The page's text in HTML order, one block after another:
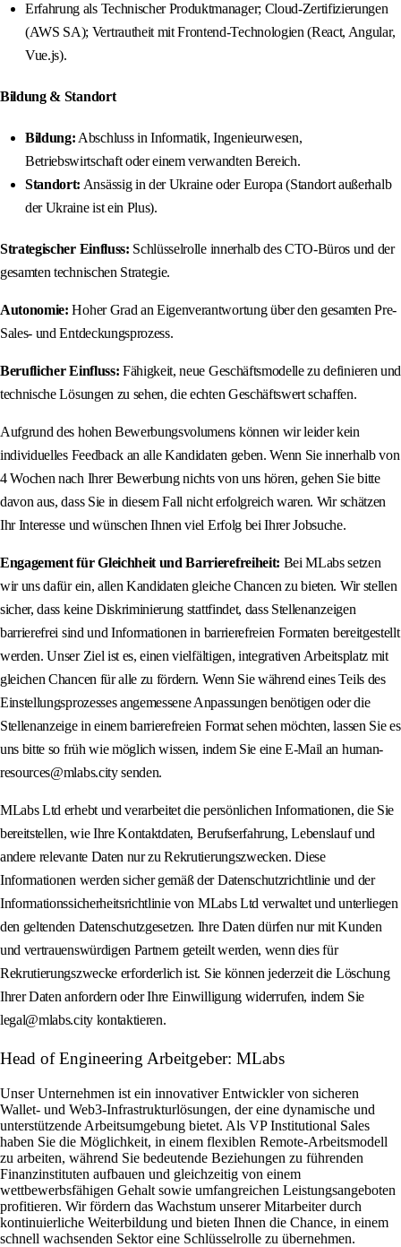
Erfahrung als Technischer Produktmanager; Cloud-Zertifizierungen
(AWS SA); Vertrautheit mit Frontend-Technologien (React, Angular,
Vue.js).
Bildung & Standort
Bildung: Abschluss in Informatik, Ingenieurwesen,
Betriebswirtschaft oder einem verwandten Bereich.
Standort: Ansässig in der Ukraine oder Europa (Standort außerhalb
der Ukraine ist ein Plus).
Strategischer Einfluss: Schlüsselrolle innerhalb des CTO-Büros und der
gesamten technischen Strategie.
Autonomie: Hoher Grad an Eigenverantwortung über den gesamten Pre-
Sales- und Entdeckungsprozess.
Beruflicher Einfluss: Fähigkeit, neue Geschäftsmodelle zu definieren und
technische Lösungen zu sehen, die echten Geschäftswert schaffen.
Aufgrund des hohen Bewerbungsvolumens können wir leider kein
individuelles Feedback an alle Kandidaten geben. Wenn Sie innerhalb von
4 Wochen nach Ihrer Bewerbung nichts von uns hören, gehen Sie bitte
davon aus, dass Sie in diesem Fall nicht erfolgreich waren. Wir schätzen
Ihr Interesse und wünschen Ihnen viel Erfolg bei Ihrer Jobsuche.
Engagement für Gleichheit und Barrierefreiheit: Bei MLabs setzen
wir uns dafür ein, allen Kandidaten gleiche Chancen zu bieten. Wir stellen
sicher, dass keine Diskriminierung stattfindet, dass Stellenanzeigen
barrierefrei sind und Informationen in barrierefreien Formaten bereitgestellt
werden. Unser Ziel ist es, einen vielfältigen, integrativen Arbeitsplatz mit
gleichen Chancen für alle zu fördern. Wenn Sie während eines Teils des
Einstellungsprozesses angemessene Anpassungen benötigen oder die
Stellenanzeige in einem barrierefreien Format sehen möchten, lassen Sie es
uns bitte so früh wie möglich wissen, indem Sie eine E-Mail an human-
resources@mlabs.city senden.
MLabs Ltd erhebt und verarbeitet die persönlichen Informationen, die Sie
bereitstellen, wie Ihre Kontaktdaten, Berufserfahrung, Lebenslauf und
andere relevante Daten nur zu Rekrutierungszwecken. Diese
Informationen werden sicher gemäß der Datenschutzrichtlinie und der
Informationssicherheitsrichtlinie von MLabs Ltd verwaltet und unterliegen
den geltenden Datenschutzgesetzen. Ihre Daten dürfen nur mit Kunden
und vertrauenswürdigen Partnern geteilt werden, wenn dies für
Rekrutierungszwecke erforderlich ist. Sie können jederzeit die Löschung
Ihrer Daten anfordern oder Ihre Einwilligung widerrufen, indem Sie
legal@mlabs.city kontaktieren.
Head of Engineering Arbeitgeber: MLabs
Unser Unternehmen ist ein innovativer Entwickler von sicheren
Wallet- und Web3-Infrastrukturlösungen, der eine dynamische und
unterstützende Arbeitsumgebung bietet. Als VP Institutional Sales
haben Sie die Möglichkeit, in einem flexiblen Remote-Arbeitsmodell
zu arbeiten, während Sie bedeutende Beziehungen zu führenden
Finanzinstituten aufbauen und gleichzeitig von einem
wettbewerbsfähigen Gehalt sowie umfangreichen Leistungsangeboten
profitieren. Wir fördern das Wachstum unserer Mitarbeiter durch
kontinuierliche Weiterbildung und bieten Ihnen die Chance, in einem
schnell wachsenden Sektor eine Schlüsselrolle zu übernehmen.